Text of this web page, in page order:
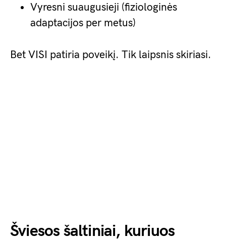
Vyresni suaugusieji (fiziologinės
adaptacijos per metus)
Bet VISI patiria poveikį. Tik laipsnis skiriasi.
Šviesos šaltiniai, kuriuos